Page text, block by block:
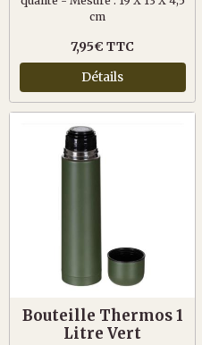
cm
7,95€ TTC
Détails
Bouteille Thermos 1
Litre Vert